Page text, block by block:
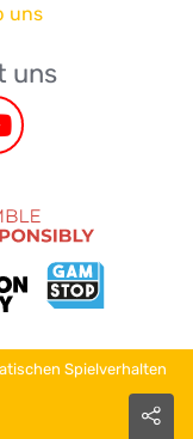
uns
uns
Spielverhalten